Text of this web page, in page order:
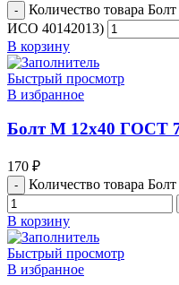
Количество товара
ИСО 40142013)
В корзину
Быстрый просмотр
В избранное
Болт М 12х40 ГОСТ
170 ₽
Количество товара
В корзину
Быстрый просмотр
В избранное